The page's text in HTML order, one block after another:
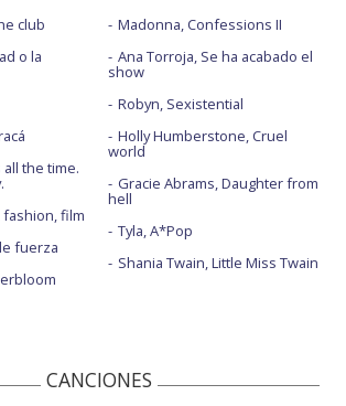
club
o la
all the time.
fashion, film
fuerza
Madonna, Confessions II
Ana Torroja, Se ha acabado el
show
Robyn, Sexistential
Holly Humberstone, Cruel
world
Gracie Abrams, Daughter from
hell
Tyla, A*Pop
Shania Twain, Little Miss Twain
CANCIONES